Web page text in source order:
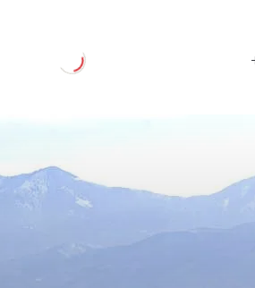
Loading